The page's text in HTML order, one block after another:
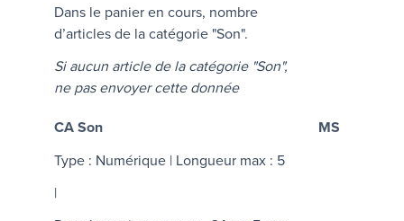
Dans le panier en cours, nombre
d’articles de la catégorie "Son".
Si aucun article de la catégorie "Son",
ne pas envoyer cette donnée
CA Son
Type : Numérique | Longueur max : 5
|
MS